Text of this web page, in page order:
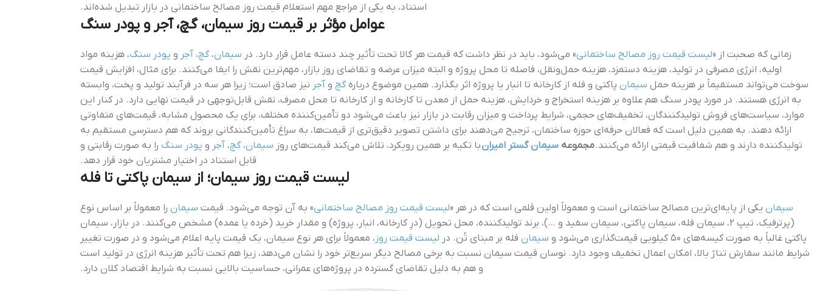
استناد، به یکی از مراجع مهم استعلام قیمت روز مصالح ساختمانی در بازار تبدیل شده‌اند.
عوامل مؤثر بر قیمت روز سیمان، گچ، آجر و پودر سنگ
زمانی که صحبت از «لیست قیمت روز مصالح ساختمانی» می‌شود، باید در نظر داشت که قیمت هر کالا تحت تأثیر چند دسته عامل قرار دارد. در سیمان،گچ، آجر و پودر سنگ، هزینه مواد
اولیه، انرژی مصرفی در تولید، هزینه دستمزد، هزینه حمل‌ونقل، فاصله تا محل پروژه و البته میزان عرضه و تقاضای روز بازار، مهم‌ترین نقش را ایفا می‌کنند. برای مثال، افزایش قیمت
سوخت می‌تواند مستقیماً بر هزینه حمل سیمان پاکتی و فله از کارخانه تا انبار یا پروژه اثر بگذارد. همین موضوع دربارهگچ و آجر نیز صادق است؛ زیرا هر سه در فرآیند تولید و پخت، وابسته
به انرژی هستند. در مورد پودر سنگ هم علاوه بر هزینه استخراج و خردایش، هزینه حمل از معدن تا کارخانه و از کارخانه تا محل مصرف، نقش قابل‌توجهی در قیمت نهایی دارد. در کنار این
موارد، سیاست‌های فروش تولیدکنندگان، تخفیف‌های حجمی، شرایط پرداخت و میزان رقابت در بازار نیز باعث می‌شود دو تأمین‌کننده مختلف، برای یک محصول مشابه، قیمت‌های متفاوتی
ارائه دهند. به همین دلیل است که فعالان حرفه‌ای حوزه ساختمان، ترجیح می‌دهند برای داشتن تصویر دقیق‌تری از قیمت‌ها، به سراغ تأمین‌کنندگانی بروند که هم دسترسی مستقیم به
تولیدکننده دارند و هم شفافیت قیمتی ارائه می‌کنند.مجموعه سیمان گستر امیرانبا تکیه بر همین رویکرد، تلاش می‌کند قیمت‌های روز سیمان،گچ، آجر و پودر سنگ را به صورت رقابتی و
قابل استناد در اختیار مشتریان خود قرار دهد.
لیست قیمت روز سیمان؛ از سیمان پاکتی تا فله
سیمان یکی از پایه‌ای‌ترین مصالح ساختمانی است و معمولاً اولین قلمی است که در هر «لیست قیمت روز مصالح ساختمانی» به آن توجه می‌شود. قیمت سیمان را معمولاً بر اساس نوع
(پرترفیک، تیپ ۲، سیمان فله، سیمان پاکتی، سیمان سفید و …)، برند تولیدکننده، محل تحویل (درِ کارخانه، انبار، پروژه) و مقدار خرید (خرده یا عمده) مشخص می‌کنند. در بازار، سیمان
پاکتی غالباً به صورت کیسه‌های ۵۰ کیلویی قیمت‌گذاری می‌شود و
سیمان فله بر مبنای تُن. در لیست قیمت روز ، معمولاً برای هر نوع سیمان، یک قیمت پایه اعلام می‌شود و در صورت تغییر
شرایط مانند سفارش تناژ بالا، امکان اعمال تخفیف وجود دارد. نوسان قیمت سیمان نسبت به برخی مصالح دیگر سریع‌تر خود را نشان می‌دهد، زیرا هم تحت تأثیر هزینه انرژی در تولید است
و هم به دلیل تقاضای گسترده در پروژه‌های عمرانی، حساسیت بالایی نسبت به شرایط اقتصاد کلان دارد.